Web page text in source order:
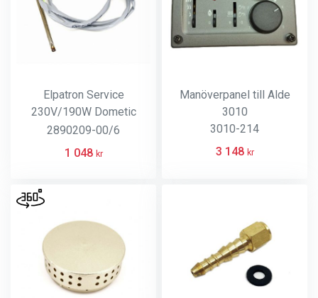
Elpatron Service
230V/190W Dometic
kylskåp
2890209-00/6
1 048 kr
Manöverpanel till Alde
3010
3010-214
3 148 kr